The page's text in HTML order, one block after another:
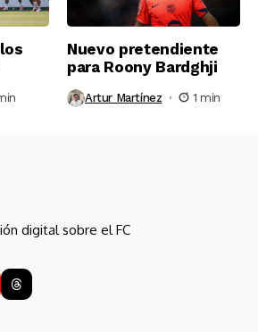
Nuevo pretendiente
para Roony Bardghji
Artur Martínez 1 min
digital sobre el FC